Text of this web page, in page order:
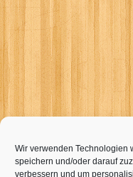
Wir verwenden Technologien
speichern und/oder darauf
verbessern und um